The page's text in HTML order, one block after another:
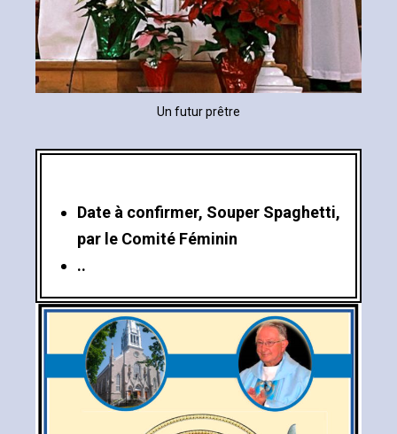
Un futur prêtre
Date à confirmer, Souper Spaghetti,
par le Comité Féminin
..